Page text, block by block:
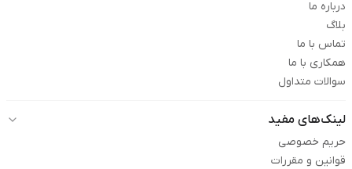
درباره ما
بلاگ
تماس با ما
همکاری با ما
سوالات متداول
لینک‌های مفید
حریم خصوصی
قوانین و مقررات